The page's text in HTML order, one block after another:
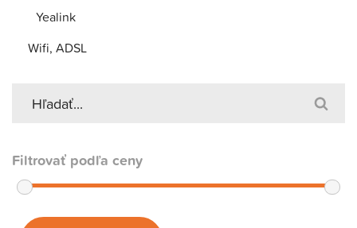
Yealink
Wifi, ADSL
Filtrovať podľa ceny